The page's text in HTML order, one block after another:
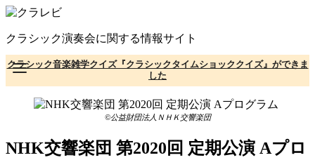
コ
テ
ン
ツ
へ
クラシック演奏会に関する情報サイト
クラシック音楽雑学クイズ『クラシックタイムショッククイズ』ができま
した
©公益財団法人ＮＨＫ交響楽団
NHK交響楽団 第2020回 定期公演 Aプロ